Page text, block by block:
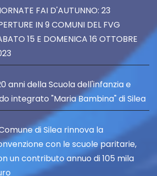
FAI D'AUTUNNO: 23
IN 9 COMUNI DEL FVG
15 E DOMENICA 16 OTTOBRE
anni della Scuola dell'infanzia e
integrato "Maria Bambina" di Silea
di Silea rinnova la
con le scuole paritarie,
un contributo annuo di 105 mila